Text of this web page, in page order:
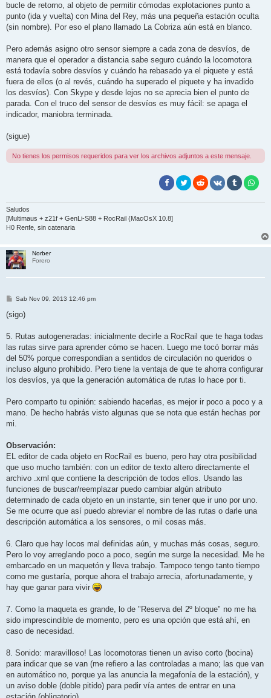
bucle de retorno, al objeto de permitir cómodas explotaciones punto a
punto (ida y vuelta) con Mina del Rey, más una pequeña estación oculta
(sin nombre). Por eso el plano llamado La Cobriza aún está en blanco.
Pero además asigno otro sensor siempre a cada zona de desvíos, de
manera que el operador a distancia sabe seguro cuándo la locomotora
está todavía sobre desvíos y cuándo ha rebasado ya el piquete y está
fuera de ellos (o al revés, cuándo ha superado el piquete y ha invadido
los desvíos). Con Skype y desde lejos no se aprecia bien el punto de
parada. Con el truco del sensor de desvíos es muy fácil: se apaga el
indicador, maniobra terminada.
(sigue)
No tienes los permisos requeridos para ver los archivos adjuntos a este mensaje.
Saludos
[Multimaus + z21f + GenLi-S88 + RocRail (MacOsX 10.8]
H0 Renfe, sin catenaria
Norber
Forero
M
n
s
Sab Nov 09, 2013 12:46 pm
(sigo)
5. Rutas autogeneradas: inicialmente decirle a RocRail que te haga todas
las rutas sirve para aprender cómo se hacen. Luego me tocó borrar más
del 50% porque correspondían a sentidos de circulación no queridos o
incluso alguno prohibido. Pero tiene la ventaja de que te ahorra configurar
los desvíos, ya que la generación automática de rutas lo hace por ti.
Pero comparto tu opinión: sabiendo hacerlas, es mejor ir poco a poco y a
mano. De hecho habrás visto algunas que se nota que están hechas por
mi.
Observación:
EL editor de cada objeto en RocRail es bueno, pero hay otra posibilidad
que uso mucho también: con un editor de texto altero directamente el
archivo .xml que contiene la descripción de todos ellos. Usando las
funciones de buscar/reemplazar puedo cambiar algún atributo
determinado de cada objeto en un instante, sin tener que ir uno por uno.
Se me ocurre que así puedo abreviar el nombre de las rutas o darle una
descripción automática a los sensores, o mil cosas más.
6. Claro que hay locos mal definidas aún, y muchas más cosas, seguro.
Pero lo voy arreglando poco a poco, según me surge la necesidad. Me he
embarcado en un maquetón y lleva trabajo. Tampoco tengo tanto tiempo
como me gustaría, porque ahora el trabajo arrecia, afortunadamente, y
hay que ganar para vivir
7. Como la maqueta es grande, lo de "Reserva del 2º bloque" no me ha
sido imprescindible de momento, pero es una opción que está ahí, en
caso de necesidad.
8. Sonido: maravilloso! Las locomotoras tienen un aviso corto (bocina)
para indicar que se van (me refiero a las controladas a mano; las que van
en automático no, porque ya las anuncia la megafonía de la estación), y
un aviso doble (doble pitido) para pedir vía antes de entrar en una